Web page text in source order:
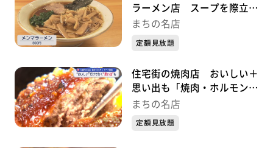
いという思いが込められています。
また、栗やくるみなど縄文時代にも食べられていた食材
を使ったスイーツは、地元のＰＲになるほか、かつて町
ます。
【店舗情報】
「発酵カフェnook」
ラーメン店 スープを際立た
せるため麺のリニューアルも
まちの名店
定額見放題
住宅街の焼肉店 おいしい＋
思い出も「焼肉・ホルモン
ミート農場」（青森・おいら
まちの名店
定額見放題